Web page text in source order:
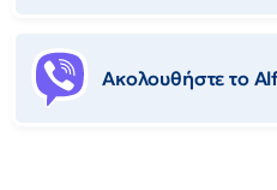
Ακολουθήστε το